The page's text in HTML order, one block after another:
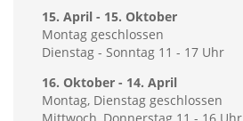
15. April - 15. Oktober
Montag geschlossen
Dienstag - Sonntag 11 - 17 Uhr
16. Oktober - 14. April
Montag, Dienstag geschlossen